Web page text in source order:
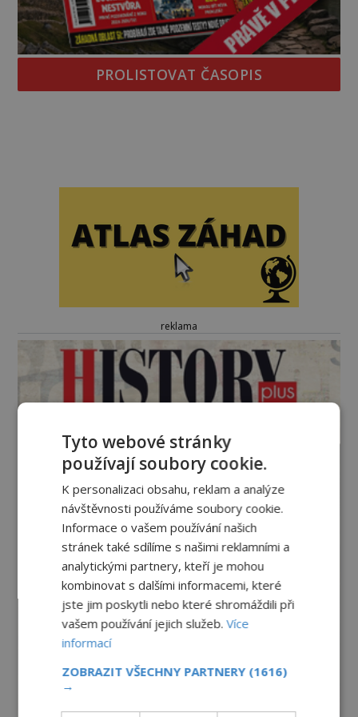
PROLISTOVAT ČASOPIS
reklama
Tyto webové stránky
používají soubory cookie.
K personalizaci obsahu, reklam a analýze
návštěvnosti používáme soubory cookie.
Informace o vašem používání našich
stránek také sdílíme s našimi reklamními a
analytickými partnery, kteří je mohou
kombinovat s dalšími informacemi, které
jste jim poskytli nebo které shromáždili při
vašem používání jejich služeb.Více
informací
ZOBRAZIT VŠECHNY PARTNERY (1616)
→